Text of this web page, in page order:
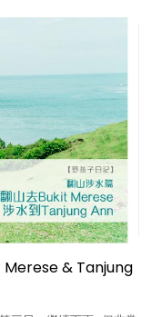
Merese & Tanjung